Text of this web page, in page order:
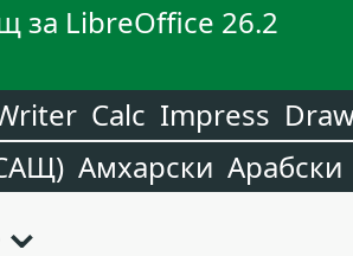
за LibreOffice 26.2
Calc Impress
Амхарски Арабски